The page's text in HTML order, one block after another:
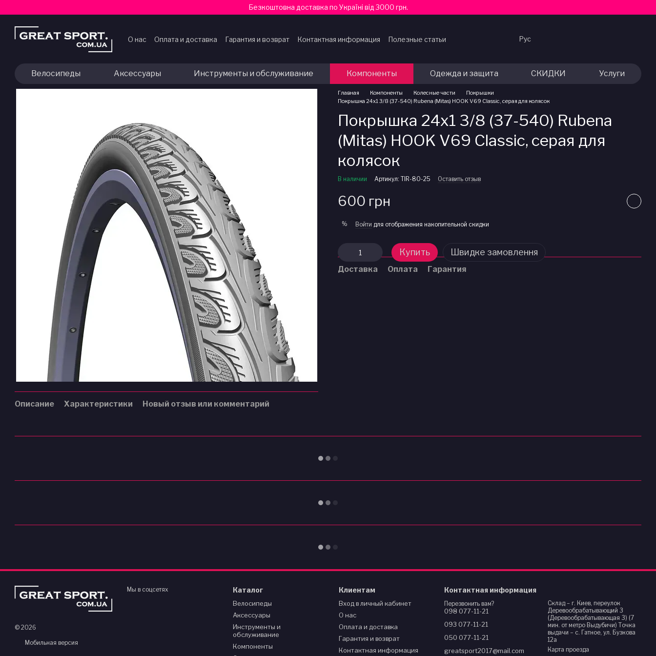
Безкоштовна доставка по Україні від 3000 грн.
О нас Оплата и доставка Гарантия и возврат Контактная информация
Полезные статьи
Рус
Велосипеды Аксессуары Инструменты и обслуживание Компоненты Одежда и защита СКИДКИ Услуги
Описание Характеристики Новый отзыв или комментарий
Главная Компоненты Колесные части
Покрышки
Покрышка 24x1 3/8 (37-540) Rubena (Mitas) HOOK V69 Classic, серая для колясок
Покрышка 24x1 3/8 (37-540) Rubena
(Mitas) HOOK V69 Classic, серая для
колясок
В наличии Артикул: TIR-80-25 Оставить отзыв
600 грн
% Войти для отображения накопительной скидки
Купить Швидке замовлення
Доставка Оплата Гарантия
© 2026
Мобильная версия
Мы в соцсетях Каталог
Велосипеды
Аксессуары
Инструменты и
обслуживание
Компоненты
Клиентам
Вход в личный кабинет
О нас
Оплата и доставка
Гарантия и возврат
Контактная информация
Контактная информация
Перезвонить вам?
098 077-11-21
093 077-11-21
050 077-11-21
greatsport2017@mail.com
Склад – г. Киев, переулок
Деревообрабатывающий 3
(Деревообрабатывающая 3) (7
мин. от метро Выдубичи) Точка
выдачи – с. Гатное, ул. Бузкова
12а
Карта проезда